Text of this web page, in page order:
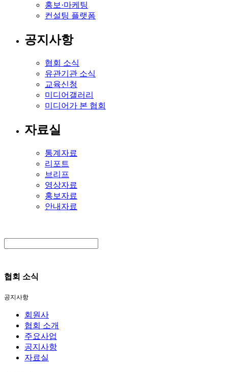
홍보·마케팅
컨설팅 플랫폼
공지사항
협회 소식
유관기관 소식
교육신청
미디어갤러리
미디어가 본 협회
자료실
통계자료
리포트
브리프
영상자료
홍보자료
안내자료
협회 소식
공지사항
회원사
협회 소개
주요사업
공지사항
자료실